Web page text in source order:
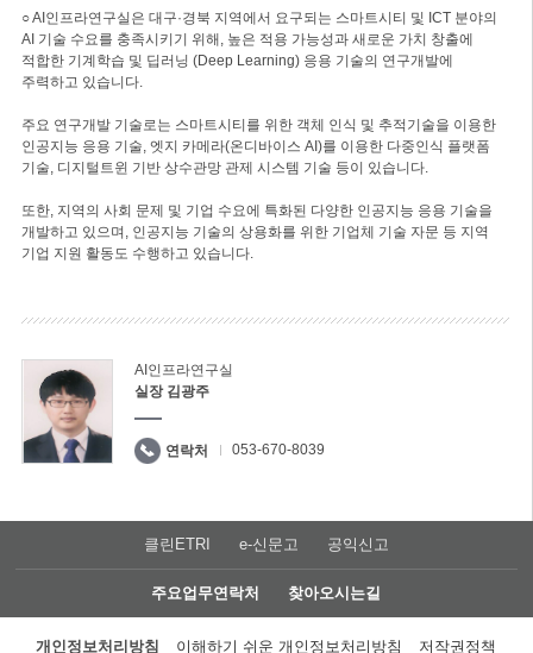
○ AI인프라연구실은 대구·경북 지역에서 요구되는 스마트시티 및 ICT 분야의
AI 기술 수요를 충족시키기 위해, 높은 적용 가능성과 새로운 가치 창출에
적합한 기계학습 및 딥러닝 (Deep Learning) 응용 기술의 연구개발에
주력하고 있습니다.
주요 연구개발 기술로는 스마트시티를 위한 객체 인식 및 추적기술을 이용한
인공지능 응용 기술, 엣지 카메라(온디바이스 AI)를 이용한 다중인식 플랫폼
기술, 디지털트윈 기반 상수관망 관제 시스템 기술 등이 있습니다.
또한, 지역의 사회 문제 및 기업 수요에 특화된 다양한 인공지능 응용 기술을
개발하고 있으며, 인공지능 기술의 상용화를 위한 기업체 기술 자문 등 지역
기업 지원 활동도 수행하고 있습니다.
AI인프라연구실
실장 김광주
연락처 053-670-8039
클린ETRI e-신문고 공익신고
주요업무연락처 찾아오시는길
개인정보처리방침 이해하기 쉬운 개인정보처리방침 저작권정책